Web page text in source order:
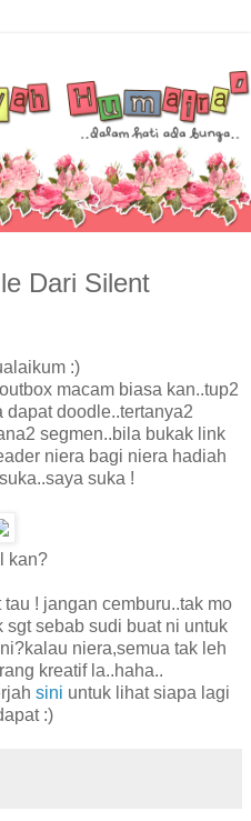
Dari Silent
:)
macam biasa kan..tup2
doodle..tertanya2
segmen..bila bukak link
niera bagi niera hadiah
suka !
kan?
! jangan cemburu..tak mo
sgt sebab sudi buat ni untuk
niera,semua tak leh
kreatif la..haha..
sini untuk lihat siapa lagi
:)